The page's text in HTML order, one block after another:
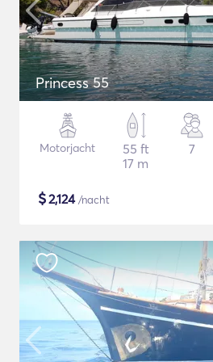
Princess 55
Motorjacht
55 ft
17 m
7
$2,124/nacht